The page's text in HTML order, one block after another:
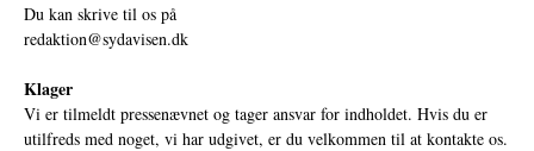
Du kan skrive til os på
redaktion@sydavisen.dk
Klager
Vi er tilmeldt pressenævnet og tager ansvar for indholdet. Hvis du er
utilfreds med noget, vi har udgivet, er du velkommen til at kontakte os.